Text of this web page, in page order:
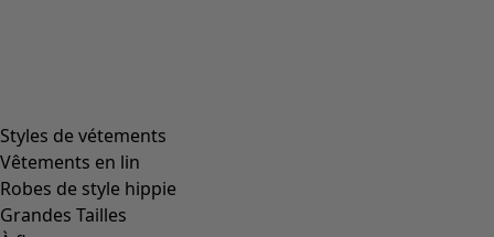
Styles de vétements
Vêtements en lin
Robes de style hippie
Grandes Tailles